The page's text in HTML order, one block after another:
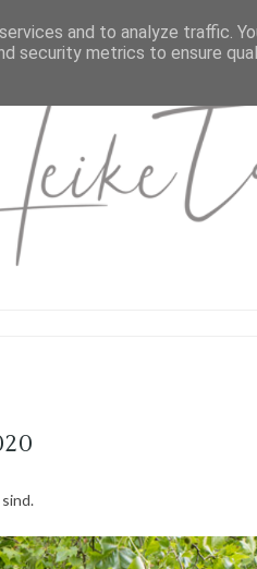
and to analyze traffic.
security metrics to ensure